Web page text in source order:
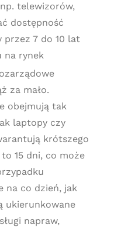
telewizorów,
dostępność
przez 7 do 10 lat
na rynek
za mało.
obejmują tak
laptopy czy
krótszego
15 dni, co może
na co dzień, jak
ukierunkowane
napraw,